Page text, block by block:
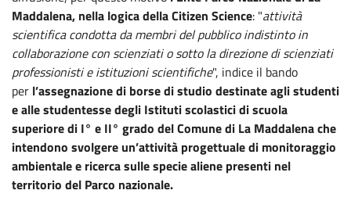
Maddalena, nella logica della Citizen Science: "attività
scientifica condotta da membri del pubblico indistinto in
collaborazione con scienziati o sotto la direzione di scienziati
professionisti e istituzioni scientifiche", indice il bando
per l’assegnazione di borse di studio destinate agli studenti
e alle studentesse degli Istituti scolastici di scuola
superiore di I° e II° grado del Comune di La Maddalena che
intendono svolgere un’attività progettuale di monitoraggio
ambientale e ricerca sulle specie aliene presenti nel
territorio del Parco nazionale.